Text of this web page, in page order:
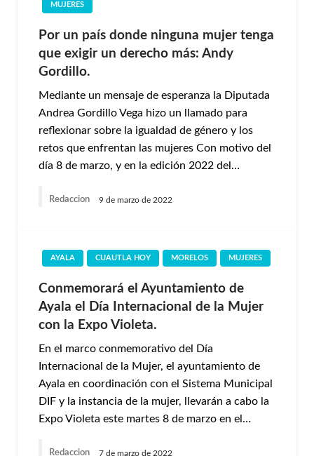
MUJERES
Por un país donde ninguna mujer tenga
que exigir un derecho más: Andy
Gordillo.
Mediante un mensaje de esperanza la Diputada
Andrea Gordillo Vega hizo un llamado para
reflexionar sobre la igualdad de género y los
retos que enfrentan las mujeres Con motivo del
día 8 de marzo, y en la edición 2022 del…
Redaccion 9 de marzo de 2022
AYALA CUAUTLA HOY MORELOS MUJERES
Conmemorará el Ayuntamiento de
Ayala el Día Internacional de la Mujer
con la Expo Violeta.
En el marco conmemorativo del Día
Internacional de la Mujer, el ayuntamiento de
Ayala en coordinación con el Sistema Municipal
DIF y la instancia de la mujer, llevarán a cabo la
Expo Violeta este martes 8 de marzo en el…
Redaccion 7 de marzo de 2022